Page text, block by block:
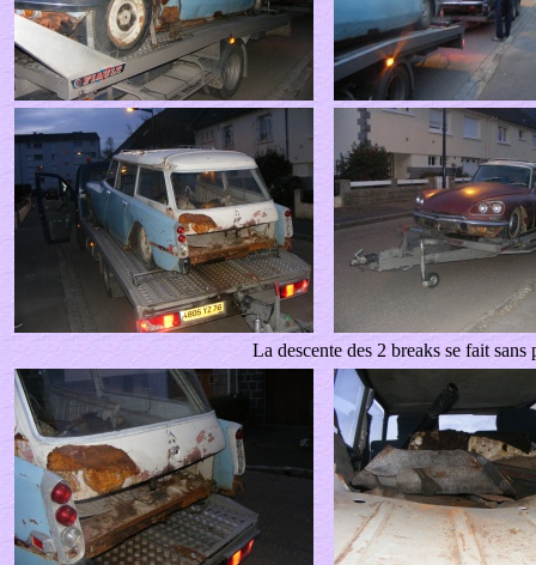
La descente des 2 breaks se fait